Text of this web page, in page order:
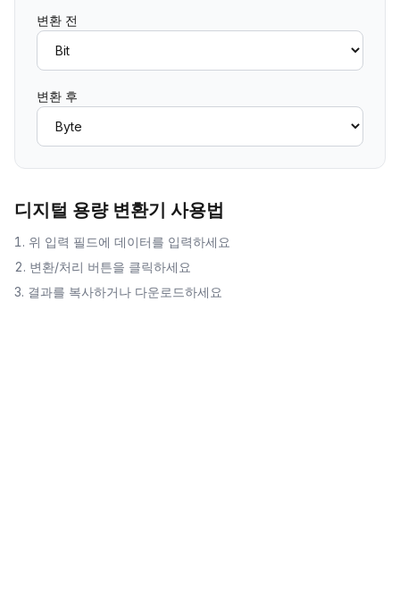
변환 전
변환 후
디지털 용량 변환기 사용법
위 입력 필드에 데이터를 입력하세요
변환/처리 버튼을 클릭하세요
결과를 복사하거나 다운로드하세요